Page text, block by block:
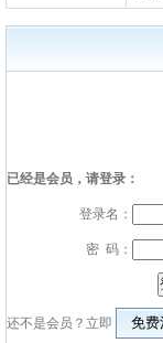
已经是会员，请登录：
登录名：
密 码：
还不是会员？立即